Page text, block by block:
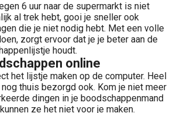
6 uur naar de supermarkt is niet
al trek hebt, gooi je sneller ook
die je niet nodig hebt. Met een volle
zorgt ervoor dat je je beter aan de
houdt.
online
het lijstje maken op de computer. Heel
thuis bezorgd ook. Kom je niet meer
dingen in je boodschappenmand
ze het niet voor je maken.